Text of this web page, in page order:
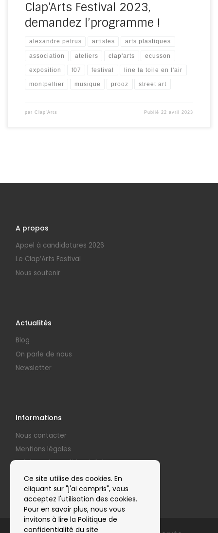
Ce site utilise des cookies. En
cliquant sur "j'ai compris", vous
acceptez l'utilisation des cookies.
Pour en savoir plus, nous vous
invitons à lire la Politique de
confidentialité du site
Clap’Arts Festival 2023,
demandez l’programme !
alexandre petrus artistes arts plastiques
association ateliers clap'arts ecusson
exposition f07 festival line la toile en l'air
montpellier musique prooz street art
par Clap'Arts Publié22 avril 2023
A propos
Appel à candidatures 2026
Le Clap’Arts Festival
Nous soutenir
Actualités
Blog
On parle de nous
Newsletter
Informations
Nous contacter
Mentions légales
Politique de confidentialité
Nos partenaires